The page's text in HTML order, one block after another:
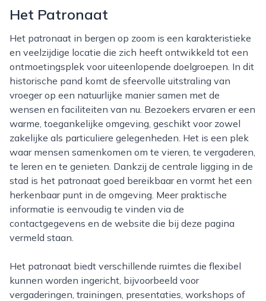
Het Patronaat
Het patronaat in bergen op zoom is een karakteristieke
en veelzijdige locatie die zich heeft ontwikkeld tot een
ontmoetingsplek voor uiteenlopende doelgroepen. In dit
historische pand komt de sfeervolle uitstraling van
vroeger op een natuurlijke manier samen met de
wensen en faciliteiten van nu. Bezoekers ervaren er een
warme, toegankelijke omgeving, geschikt voor zowel
zakelijke als particuliere gelegenheden. Het is een plek
waar mensen samenkomen om te vieren, te vergaderen,
te leren en te genieten. Dankzij de centrale ligging in de
stad is het patronaat goed bereikbaar en vormt het een
herkenbaar punt in de omgeving. Meer praktische
informatie is eenvoudig te vinden via de
contactgegevens en de website die bij deze pagina
vermeld staan.
Het patronaat biedt verschillende ruimtes die flexibel
kunnen worden ingericht, bijvoorbeeld voor
vergaderingen, trainingen, presentaties, workshops of